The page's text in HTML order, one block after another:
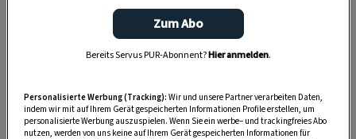
Zum Abo
Bereits Servus PUR-Abonnent?Hier anmelden.
Personalisierte Werbung (Tracking): Wir und unsere Partner verarbeiten Daten,
indem wir mit auf Ihrem Gerät gespeicherten Informationen Profile erstellen, um
personalisierte Werbung auszuspielen. Wenn Sie ein werbe– und trackingfreies Abo
nutzen, werden von uns keine auf Ihrem Gerät gespeicherten Informationen für